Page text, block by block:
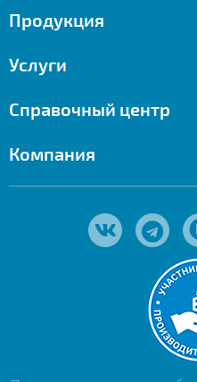
Продукция
Услуги
Справочный центр
Компания